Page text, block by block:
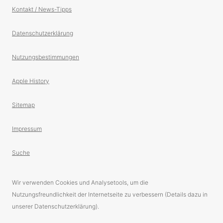
Kontakt / News-Tipps
Datenschutzerklärung
Nutzungsbestimmungen
Apple History
Sitemap
Impressum
Suche
Wir verwenden Cookies und Analysetools, um die
Nutzungsfreundlichkeit der Internetseite zu verbessern (Details dazu in
unserer Datenschutzerklärung).